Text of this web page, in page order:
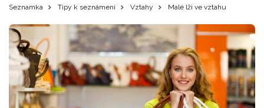
Seznamka Tipy k seznámení Vztahy Malé lži ve vztahu